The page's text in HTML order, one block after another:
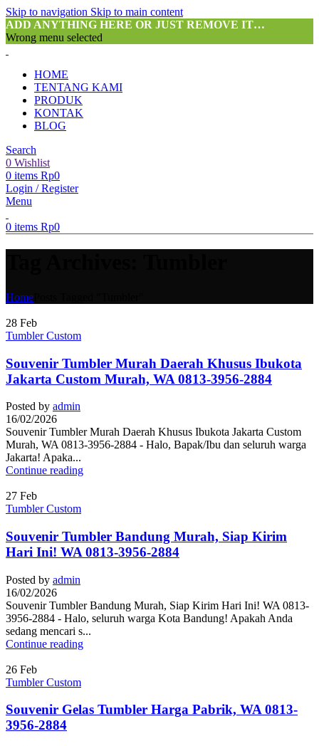
Skip to navigation Skip to main content
ADD ANYTHING HERE OR JUST REMOVE IT…
Wrong menu selected
HOME
TENTANG KAMI
PRODUK
KONTAK
BLOG
Search
0 Wishlist
0 items Rp0
Login / Register
Menu
0 items Rp0
Home
28 Feb
Tumbler Custom
Souvenir Tumbler Murah Daerah Khusus Ibukota
Jakarta Custom Murah, WA 0813-3956-2884
Posted by admin
16/02/2026
Souvenir Tumbler Murah Daerah Khusus Ibukota Jakarta Custom
Murah, WA 0813-3956-2884 - Halo, Bapak/Ibu dan seluruh warga
Jakarta! Apaka...
Continue reading
27 Feb
Tumbler Custom
Souvenir Tumbler Bandung Murah, Siap Kirim
Hari Ini! WA 0813-3956-2884
Posted by admin
16/02/2026
Souvenir Tumbler Bandung Murah, Siap Kirim Hari Ini! WA 0813-
3956-2884 - Halo, seluruh warga Kota Bandung! Apakah Anda
sedang mencari s...
Continue reading
26 Feb
Tumbler Custom
Souvenir Gelas Tumbler Harga Pabrik, WA 0813-
3956-2884